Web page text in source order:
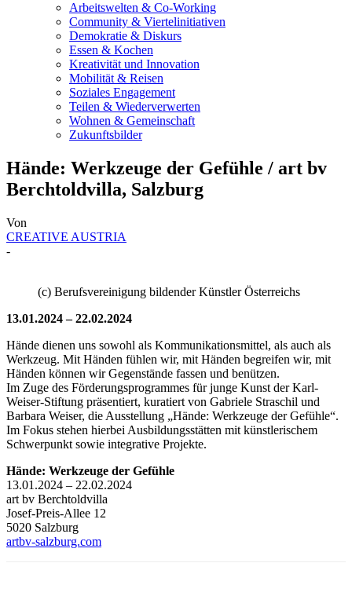
Arbeitswelten & Co-Working
Community & Viertelinitiativen
Demokratie & Diskurs
Essen & Kochen
Kreativität und Innovation
Mobilität & Reisen
Soziales Engagement
Teilen & Wiederverwerten
Wohnen & Gemeinschaft
Zukunftsbilder
Hände: Werkzeuge der Gefühle / art bv
Berchtoldvilla, Salzburg
Von
CREATIVE AUSTRIA
-
(c) Berufsvereinigung bildender Künstler Österreichs
13.01.2024 – 22.02.2024
Hände dienen uns sowohl als Kommunikationsmittel, als auch als
Werkzeug. Mit Händen fühlen wir, mit Händen begreifen wir, mit
Händen können wir Gegenstände fassen und benützen.
Im Zuge des Förderungsprogrammes für junge Kunst der Karl-
Weiser-Stiftung präsentiert, kuratiert von Gabriele Straschil und
Barbara Weiser, die Ausstellung „Hände: Werkzeuge der Gefühle“.
Im Fokus stehen hierbei Ausbildungsstätten mit künstlerischem
Schwerpunkt sowie integrative Projekte.
Hände: Werkzeuge der Gefühle
13.01.2024 – 22.02.2024
art bv Berchtoldvilla
Josef-Preis-Allee 12
5020 Salzburg
artbv-salzburg.com